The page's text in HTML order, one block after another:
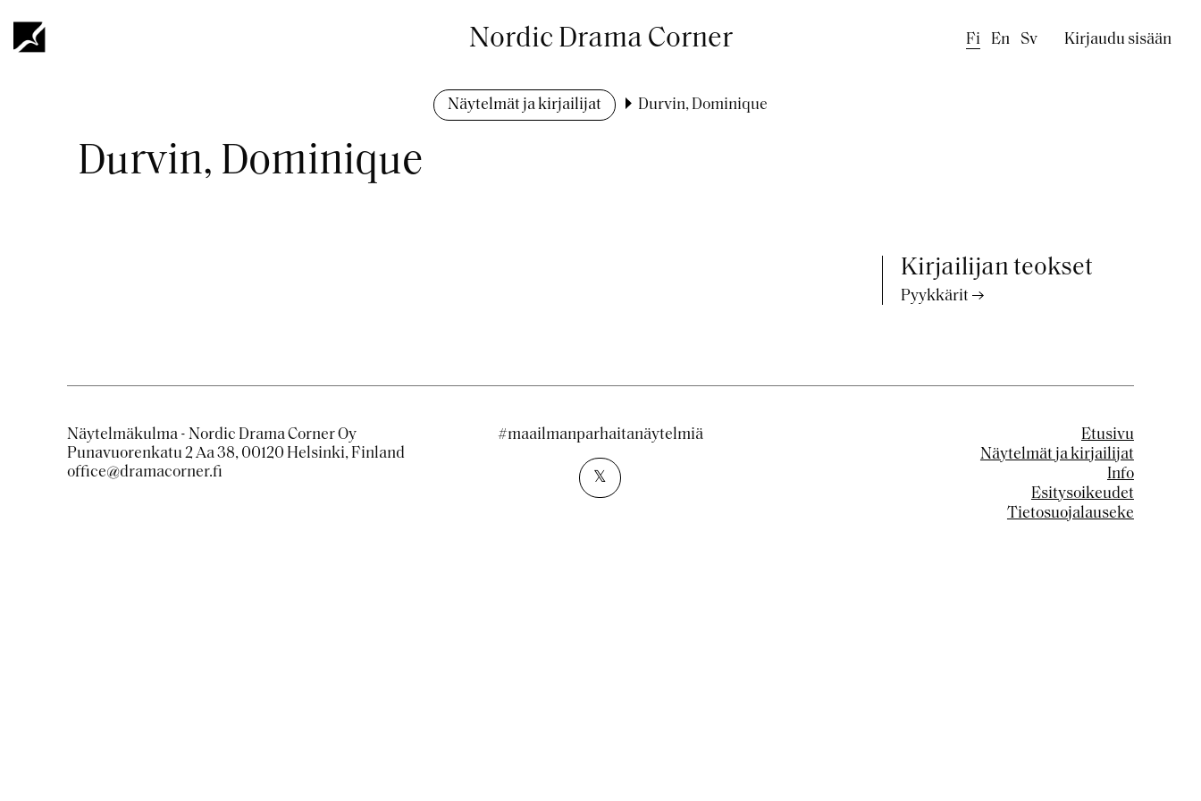
pääsisältöön
Nordic Drama Corner Fi En Sv Kirjaudu sisään
Näytelmät ja kirjailijat Durvin, Dominique
Durvin, Dominique
Kirjailijan teokset
Pyykkärit
Näytelmäkulma - Nordic Drama Corner Oy
Punavuorenkatu 2 Aa 38, 00120 Helsinki, Finland
office@dramacorner.fi
Etusivu
Näytelmät ja kirjailijat
Info
Esitysoikeudet
Tietosuojalauseke
#maailmanparhaitanäytelmiä
𝕏